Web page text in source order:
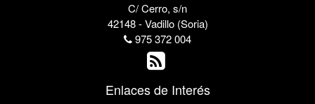
C/ Cerro, s/n
42148 - Vadillo (Soria)
975 372 004
Enlaces de Interés